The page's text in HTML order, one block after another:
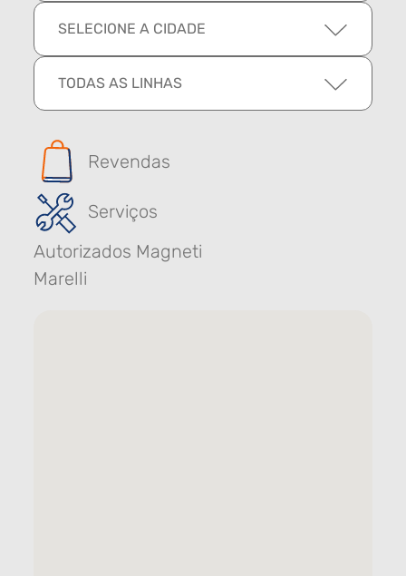
SELECIONE A CIDADE
TODAS AS LINHAS
Revendas
Serviços
Autorizados Magneti
Marelli